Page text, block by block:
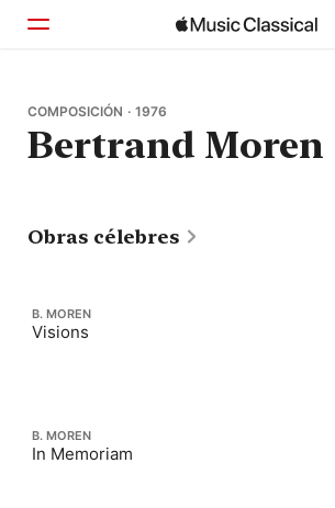
Inicio
Explorar
COMPOSICIÓN · 1976
Bertrand Moren
Obras célebres
B. MOREN
Visions
B. MOREN
In Memoriam